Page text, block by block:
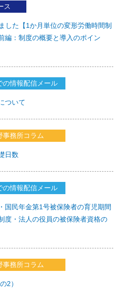
ス
した【1か月単位の変形労働時間制
編：制度の概要と導入のポイン
の情報配信メール
ついて
事務所コラム
日数
の情報配信メール
国民年金第1号被保険者の育児期間
度・法人の役員の被保険者資格の
事務所コラム
2）